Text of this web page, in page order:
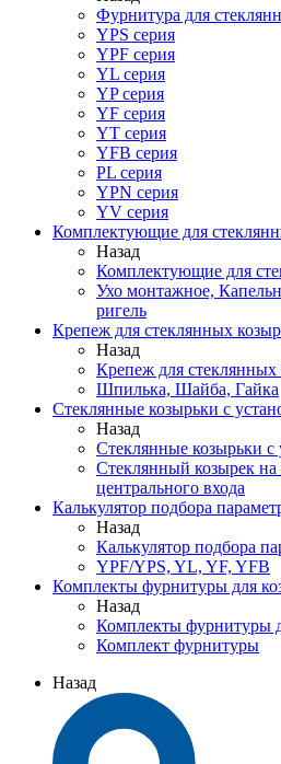
Фурнитура для
YPS серия
YPF серия
YL серия
YP серия
YF серия
YT серия
YFB серия
PL серия
YPN серия
YV серия
Комплектующие для
Назад
Комплектующие для
Ухо монтажное,
ригель
Крепеж для стеклянных
Назад
Крепеж для стеклянных
Шпилька, Шайба, Гайка
Стеклянные козырьки с
Назад
Стеклянные козырьки с
Стеклянный козырек на
центрального входа
Калькулятор подбора
Назад
Калькулятор подбора
YPF/YPS, YL, YF, YFB
Комплекты фурнитуры для
Назад
Комплекты фурнитуры
Комплект фурнитуры
Назад